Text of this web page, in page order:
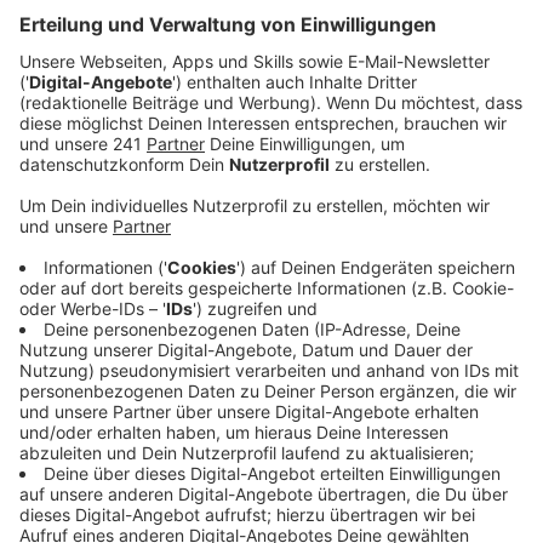
Veröffentlicht: Montag, 02.02.2026 00:00
Anzeige
Auszug aus der neuen Folge seines Podcasts